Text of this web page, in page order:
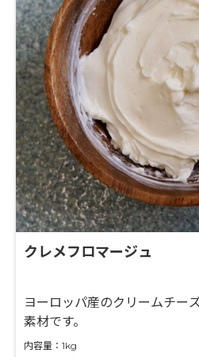
クレメフロマージュ
ヨーロッパ産のクリームチー
素材です。
内容量：1kg